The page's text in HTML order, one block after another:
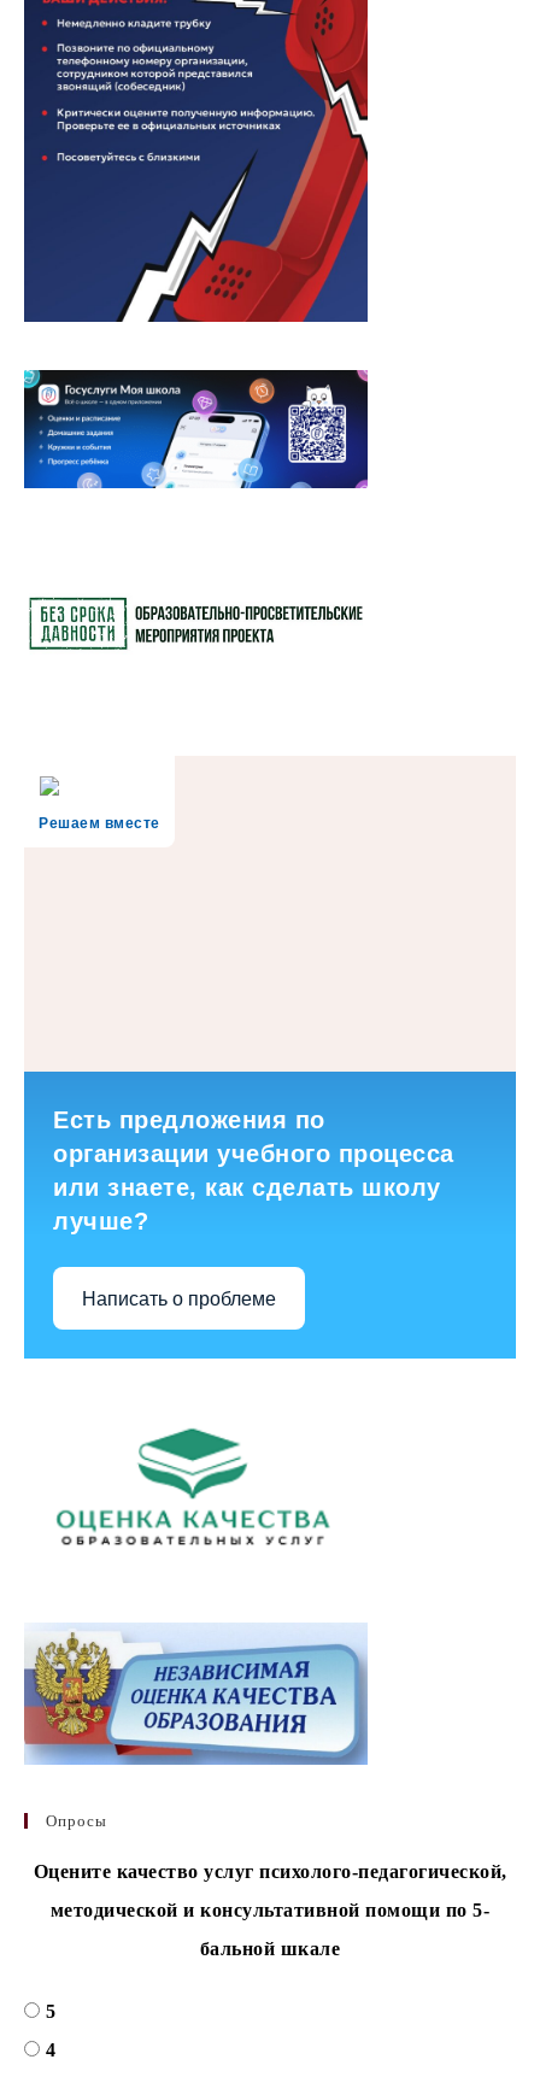
Решаем вместе
Есть предложения по
организации учебного процесса
или знаете, как сделать школу
лучше?
Написать о проблеме
Опросы
Оцените качество услуг психолого-педагогической,
методической и консультативной помощи по 5-
бальной шкале
5
4